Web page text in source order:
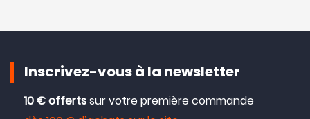
Inscrivez-vous à la newsletter
10 € offertssur votre première commande